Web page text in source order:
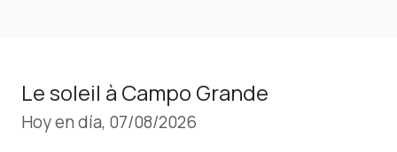
Hoy en día, 07/08/2026